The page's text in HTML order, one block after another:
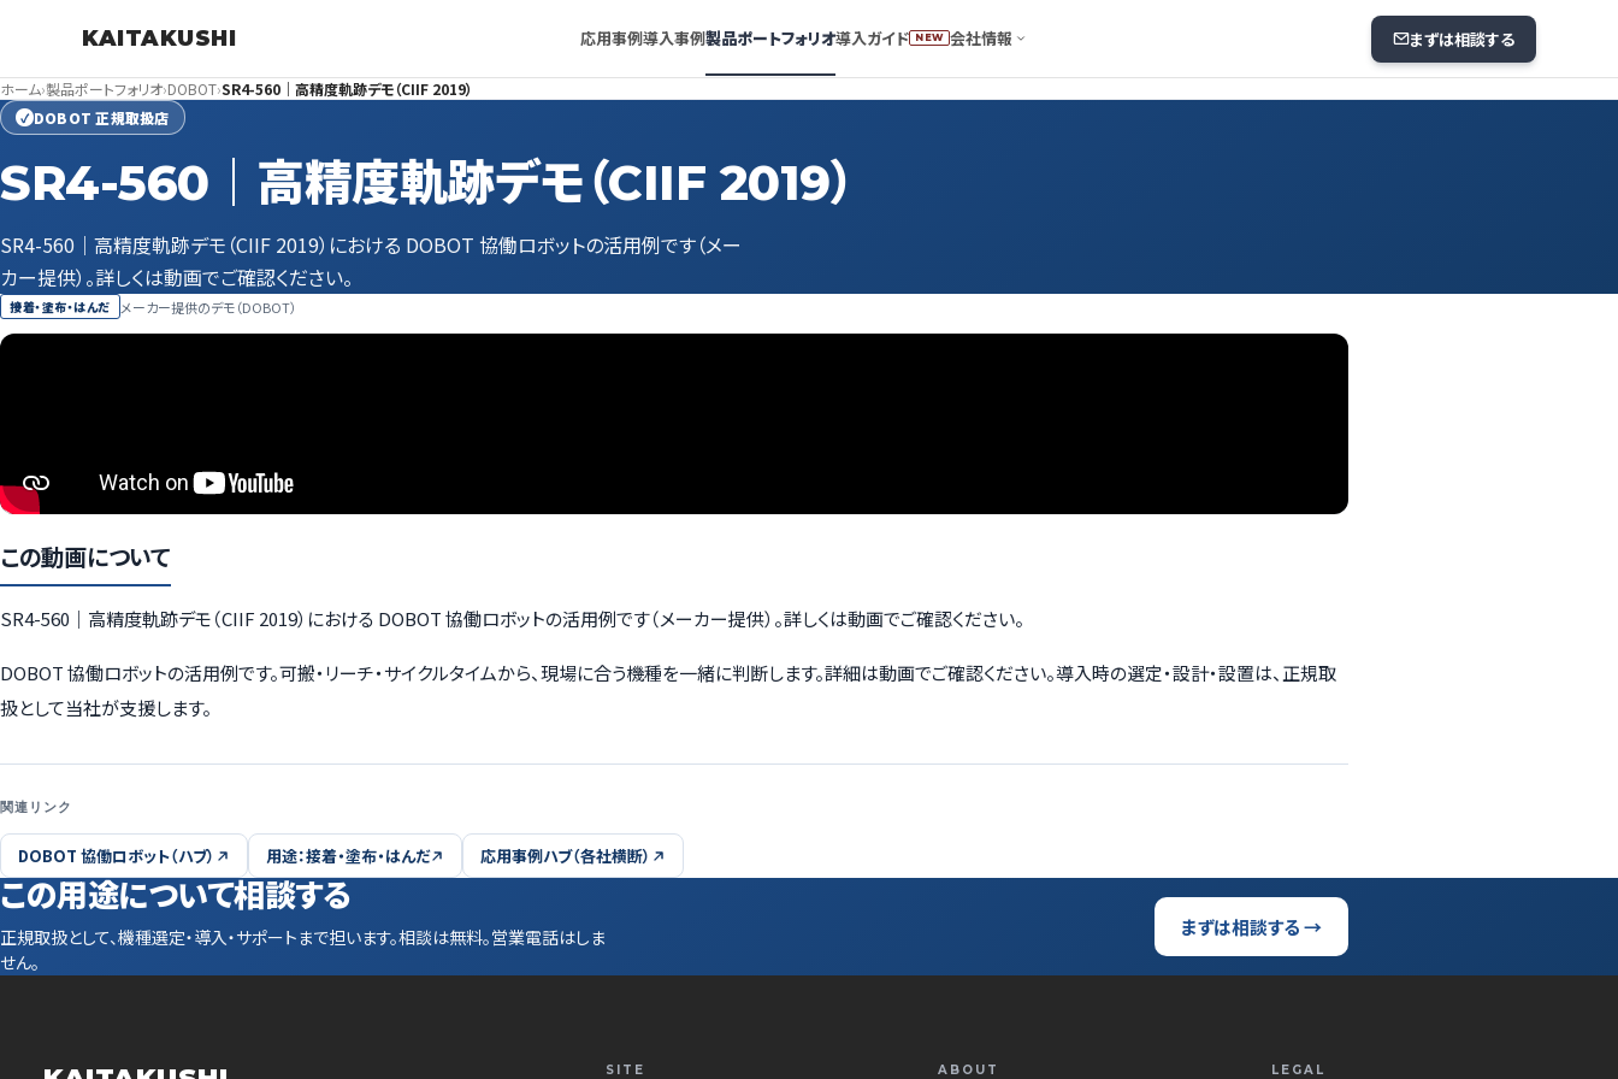
KAITAKUSHI 応用事例導入事例製品ポートフォリオ導入ガイド NEW 会社情報 まずは相談する
ホーム›製品ポートフォリオ›DOBOT›SR4-560｜高精度軌跡デモ（CIIF 2019）
✓ DOBOT 正規取扱店
SR4-560｜高精度軌跡デモ（CIIF 2019）
SR4-560｜高精度軌跡デモ（CIIF 2019）における DOBOT 協働ロボットの活用例です（メー
カー提供）。詳しくは動画でご確認ください。
接着・塗布・はんだ メーカー提供のデモ（DOBOT）
この動画について
SR4-560｜高精度軌跡デモ（CIIF 2019）における DOBOT 協働ロボットの活用例です（メーカー提供）。詳しくは動画でご確認ください。
DOBOT 協働ロボットの活用例です。可搬・リーチ・サイクルタイムから、現場に合う機種を一緒に判断します。詳細は動画でご確認ください。導入時の選定・設計・設置は、正規取
扱として当社が支援します。
関連リンク
DOBOT 協働ロボット（ハブ） 用途：接着・塗布・はんだ 応用事例ハブ（各社横断）
この用途について相談する
正規取扱として、機種選定・導入・サポートまで担います。相談は無料。営業電話はしま
せん。
まずは相談する →
SITE ABOUT LEGAL